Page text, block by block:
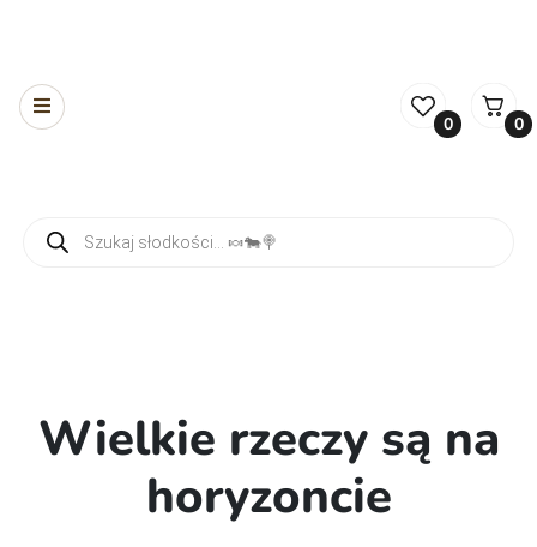
0 0
Wielkie rzeczy są na
horyzoncie